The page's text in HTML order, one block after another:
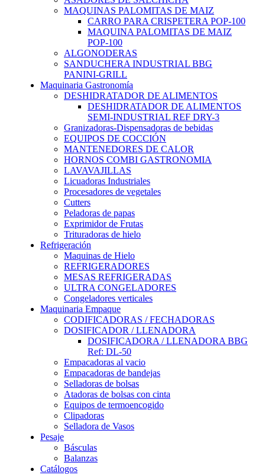
MAQUINAS PALOMITAS DE MAIZ
CARRO PARA CRISPETERA POP-100
MAQUINA PALOMITAS DE MAIZ
POP-100
ALGONODERAS
SANDUCHERA INDUSTRIAL BBG
PANINI-GRILL
Maquinaria Gastronomía
DESHIDRATADOR DE ALIMENTOS
DESHIDRATADOR DE ALIMENTOS
SEMI-INDUSTRIAL REF DRY-3
Granizadoras-Dispensadoras de bebidas
EQUIPOS DE COCCIÓN
MANTENEDORES DE CALOR
HORNOS COMBI GASTRONOMIA
LAVAVAJILLAS
Licuadoras Industriales
Procesadores de vegetales
Cutters
Peladoras de papas
Exprimidor de Frutas
Trituradoras de hielo
Refrigeración
Maquinas de Hielo
REFRIGERADORES
MESAS REFRIGERADAS
ULTRA CONGELADORES
Congeladores verticales
Maquinaria Empaque
CODIFICADORAS / FECHADORAS
DOSIFICADOR / LLENADORA
DOSIFICADORA / LLENADORA BBG
Ref: DL-50
Empacadoras al vacio
Empacadoras de bandejas
Selladoras de bolsas
Atadoras de bolsas con cinta
Equipos de termoencogido
Clipadoras
Selladora de Vasos
Pesaje
Básculas
Balanzas
Catálogos